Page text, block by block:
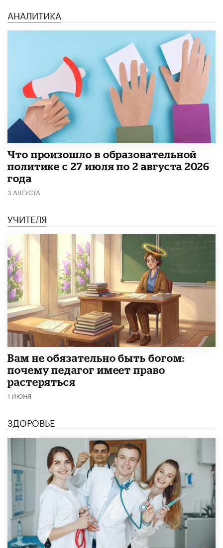
АНАЛИТИКА
​Что произошло в образовательной
политике с 27 июля по 2 августа 2026
года
3 АВГУСТА
УЧИТЕЛЯ
​Вам не обязательно быть богом:
почему педагог имеет право
растеряться
1 ИЮНЯ
ЗДОРОВЬЕ